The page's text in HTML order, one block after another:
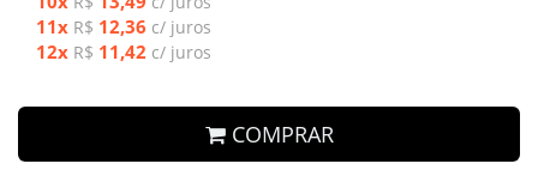
11x R$ 12,36 c/ juros
12x R$ 11,42 c/ juros
COMPRAR